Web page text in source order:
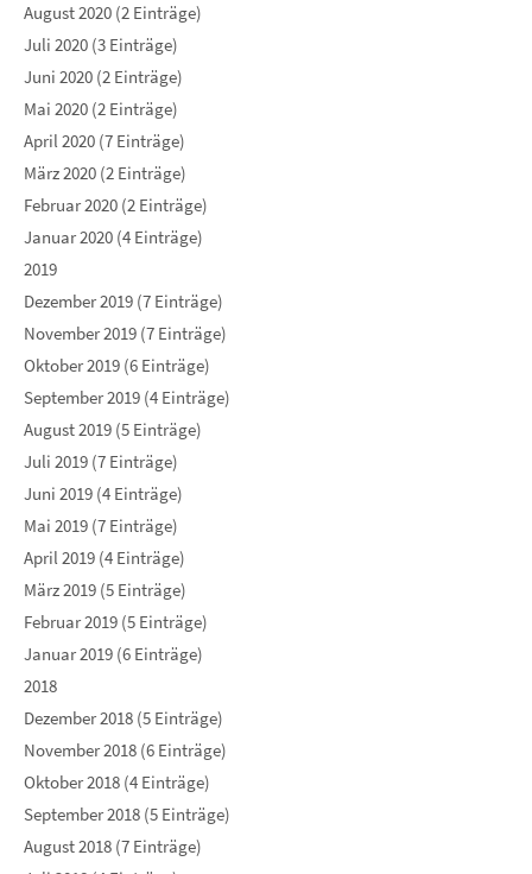
August 2020 (2 Einträge)
Juli 2020 (3 Einträge)
Juni 2020 (2 Einträge)
Mai 2020 (2 Einträge)
April 2020 (7 Einträge)
März 2020 (2 Einträge)
Februar 2020 (2 Einträge)
Januar 2020 (4 Einträge)
2019
Dezember 2019 (7 Einträge)
November 2019 (7 Einträge)
Oktober 2019 (6 Einträge)
September 2019 (4 Einträge)
August 2019 (5 Einträge)
Juli 2019 (7 Einträge)
Juni 2019 (4 Einträge)
Mai 2019 (7 Einträge)
April 2019 (4 Einträge)
März 2019 (5 Einträge)
Februar 2019 (5 Einträge)
Januar 2019 (6 Einträge)
2018
Dezember 2018 (5 Einträge)
November 2018 (6 Einträge)
Oktober 2018 (4 Einträge)
September 2018 (5 Einträge)
August 2018 (7 Einträge)